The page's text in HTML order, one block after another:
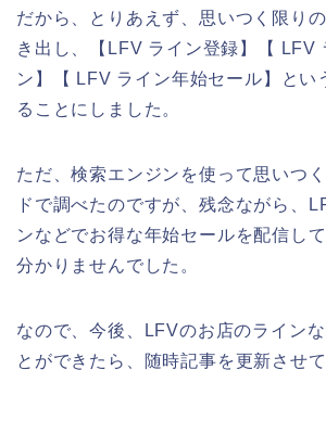
だから、とりあえず、思いつく限り
き出し、【LFV ライン登録】【 LFV
ン】【 LFV ライン年始セール】とい
ることにしました。
ただ、検索エンジンを使って思いつ
ドで調べたのですが、残念ながら、
ンなどでお得な年始セールを配信し
分かりませんでした。
なので、今後、LFVのお店のライン
とができたら、随時記事を更新させ